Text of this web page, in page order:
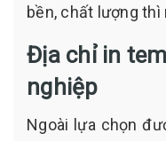
bền, chất lượng
Địa chỉ in
nghiệp
Ngoài lựa chọn